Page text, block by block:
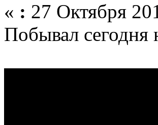
« : 27 Октября
Побывал сегодня